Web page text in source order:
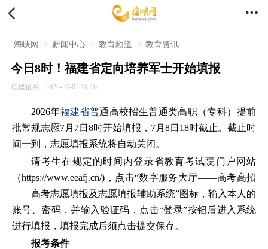
 
海峡网 > 新闻中心 > 教育频道 > 教育资讯
今日8时！福建省定向培养军士开始填报
福建征兵 2026-07-07 18:16
2026年福建省普通高校招生普通类高职（专科）提前
批常规志愿7月7日8时开始填报，7月8日18时截止。截止时
间一到，志愿填报系统将自动关闭。
请考生在规定的时间内登录省教育考试院门户网站
（https://www.eeafj.cn/)，点击“数字服务大厅——高考高招
——高考志愿填报及志愿填报辅助系统”图标，输入本人的
账号、密码，并输入验证码，点击“登录”按钮后进入系统
进行填报，填报完成后须点击提交保存。
报考条件